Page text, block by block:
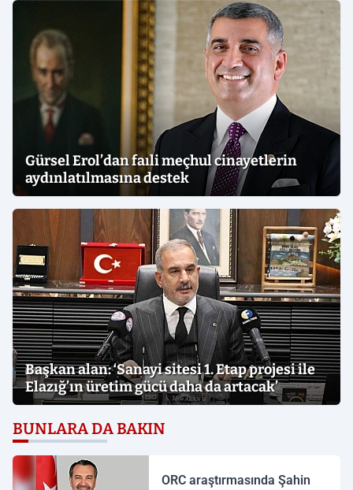
Gürsel Erol’dan faıli meçhul cinayetlerin
aydınlatılmasına destek
Başkan alan: ‘Sanayi sitesi 1. Etap projesi ile
Elazığ’ın üretim gücü daha da artacak’
BUNLARA DA BAKIN
ORC araştırmasında Şahin